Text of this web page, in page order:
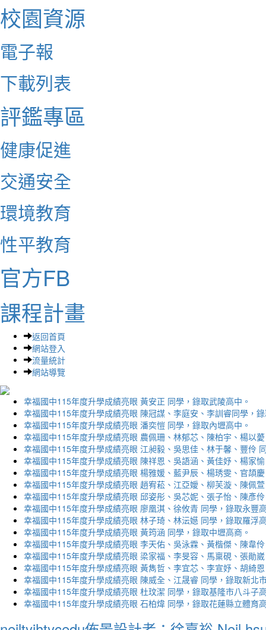
校園資源
電子報
下載列表
評鑑專區
健康促進
交通安全
環境教育
性平教育
官方FB
課程計畫
返回首頁
網站登入
流量統計
網站導覽
幸福國中115年度升學成績亮眼 黃安正 同學，錄取武陵高中。
幸福國中115年度升學成績亮眼 陳冠謀、李庭安、李訓睿同學，
幸福國中115年度升學成績亮眼 潘奕愷 同學，錄取內壢高中。
幸福國中115年度升學成績亮眼 農佩珊、林郁芯、陳柏宇、楊以
幸福國中115年度升學成績亮眼 江昶毅、吳思佳、林于馨、豐伶
幸福國中115年度升學成績亮眼 陳祥恩、吳語涵、黃佳妤、楊家
幸福國中115年度升學成績亮眼 楊雅媛、藍尹辰、楊琇雯、官頡
幸福國中115年度升學成績亮眼 趙宥菘、江亞嬡、柳芙漩、陳佩
幸福國中115年度升學成績亮眼 邱姿彤、吳芯妮、張子怡、陳彥
幸福國中115年度升學成績亮眼 廖凰淇、徐攸青 同學，錄取永豐
幸福國中115年度升學成績亮眼 林子琦、林沄嬨 同學，錄取羅浮
幸福國中115年度升學成績亮眼 黃筠涵 同學，錄取中壢高商。
幸福國中115年度升學成績亮眼 李天佑、吳泳霖、黃楷傑、陳韋
幸福國中115年度升學成績亮眼 梁家福、李旻容、馬稟硯、張勛
幸福國中115年度升學成績亮眼 黃雋哲、李宜芯、李宣妤、胡綺
幸福國中115年度升學成績亮眼 陳威全、江晟睿 同學，錄取新北
幸福國中115年度升學成績亮眼 杜玟潔 同學，錄取基隆市八斗子
幸福國中115年度升學成績亮眼 石柏煒 同學，錄取花蓮縣立體育